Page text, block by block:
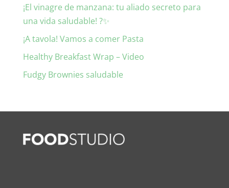
¡El vinagre de manzana: tu aliado secreto para
una vida saludable! ?✨
¡A tavola! Vamos a comer Pasta
Healthy Breakfast Wrap – Video
Fudgy Brownies saludable